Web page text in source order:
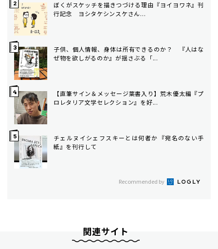
ぼくがスケッチを描きつづける理由――『ヨイヨワネ』刊
行記念 ヨシタケシンスケさん...
子供、個人情報、身体は所有できるのか？ 『人はな
ぜ物を欲しがるのか』が揺さぶる「...
【直筆サイン＆メッセージ葉書入り】荒木優太編『プ
ロレタリア文学セレクション』を好...
チェルヌイシェフスキーとは何者か――『宛名のない手
紙』を刊行して
Recommended by
関連サイト